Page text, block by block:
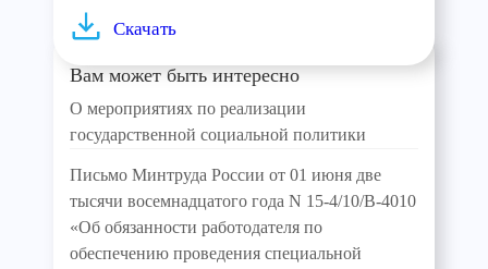
Скачать
Вам может быть интересно
О мероприятиях по реализации
государственной социальной политики
Письмо Минтруда России от 01 июня две
тысячи восемнадцатого года N 15-4/10/В-4010
«Об обязанности работодателя по
обеспечению проведения специальной